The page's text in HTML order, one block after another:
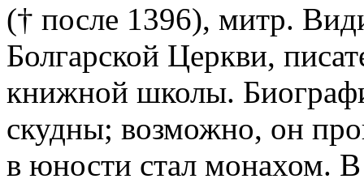
(† после 1396), митр.
Болгарской Церкви,
книжной школы.
скудны; возможно, он
в юности стал монахом.